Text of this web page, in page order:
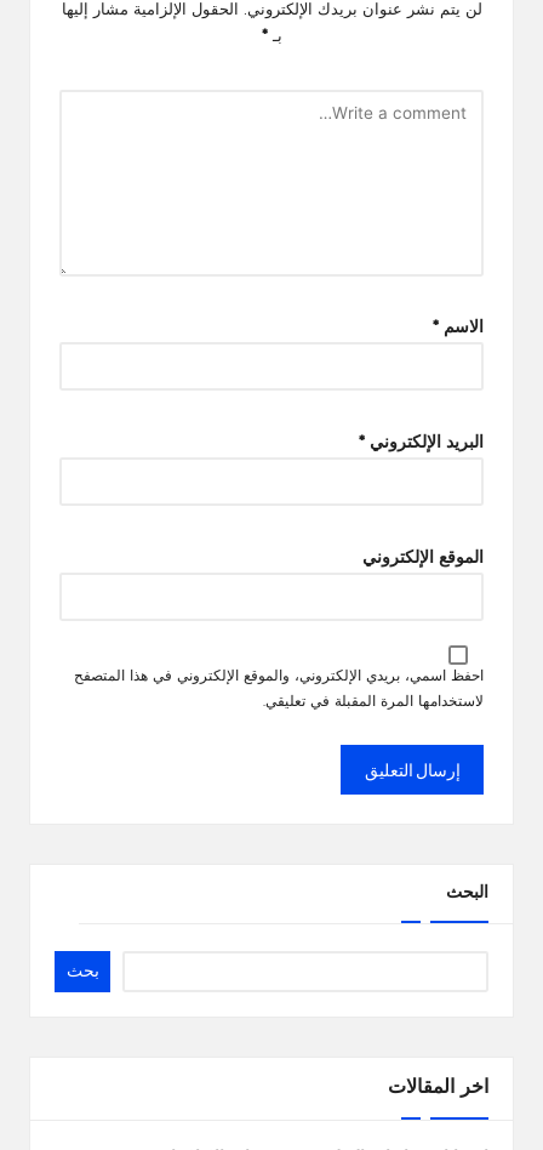
لن يتم نشر عنوان بريدك الإلكتروني.
الحقول الإلزامية مشار إليها
بـ*
الاسم *
البريد الإلكتروني *
الموقع الإلكتروني
احفظ اسمي، بريدي الإلكتروني، والموقع الإلكتروني في هذا المتصفح
لاستخدامها المرة المقبلة في تعليقي.
البحث
بحث
اخر المقالات